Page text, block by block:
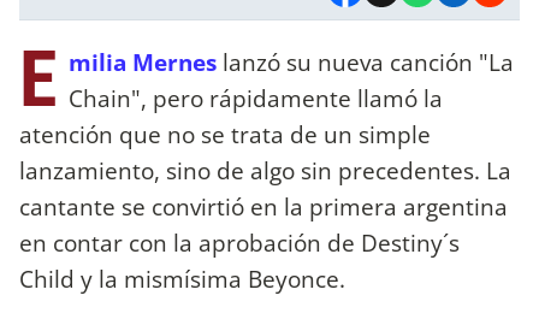
E milia Mernes lanzó su nueva canción "La
Chain", pero rápidamente llamó la
atención que no se trata de un simple
lanzamiento, sino de algo sin precedentes. La
cantante se convirtió en la primera argentina
en contar con la aprobación de Destiny´s
Child y la mismísima Beyonce.